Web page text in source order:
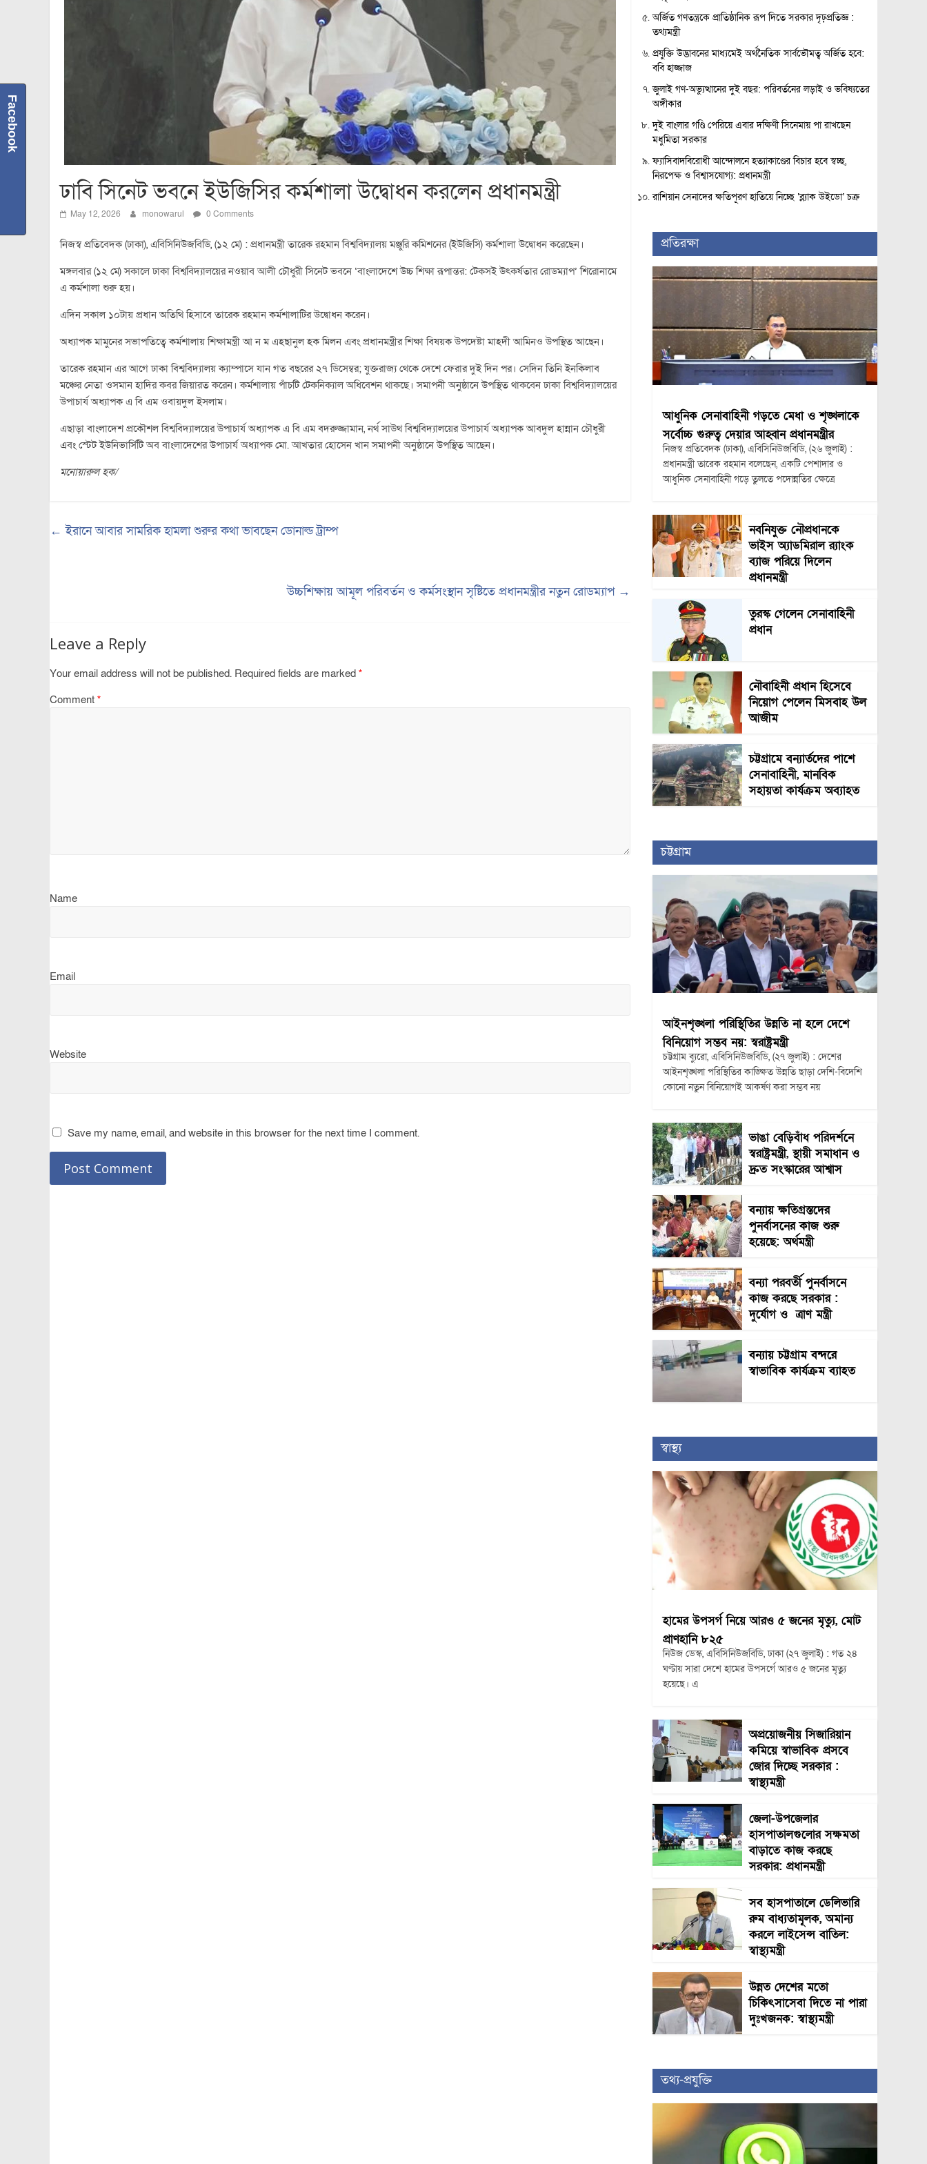
ঢাবি সিনেট ভবনে ইউজিসির কর্মশালা উদ্বোধন করলেন প্রধানমন্ত্রী
May 12, 2026 monowarul 0 Comments
নিজস্ব প্রতিবেদক (ঢাকা), এবিসিনিউজবিডি, (১২ মে) : প্রধানমন্ত্রী তারেক রহমান বিশ্ববিদ্যালয় মঞ্জুরি কমিশনের (ইউজিসি) কর্মশালা উদ্বোধন করেছেন।
মঙ্গলবার (১২ মে) সকালে ঢাকা বিশ্ববিদ্যালয়ের নওয়াব আলী চৌধুরী সিনেট ভবনে ‘বাংলাদেশে উচ্চ শিক্ষা রূপান্তর: টেকসই উৎকর্ষতার রোডম্যাপ’ শিরোনামে
এ কর্মশালা শুরু হয়।
এদিন সকাল ১০টায় প্রধান অতিথি হিসাবে তারেক রহমান কর্মশালাটির উদ্বোধন করেন।
অধ্যাপক মামুনের সভাপতিত্বে কর্মশালায় শিক্ষামন্ত্রী আ ন ম এহছানুল হক মিলন এবং প্রধানমন্ত্রীর শিক্ষা বিষয়ক উপদেষ্টা মাহদী আমিনও উপস্থিত আছেন।
তারেক রহমান এর আগে ঢাকা বিশ্ববিদ্যালয় ক্যাম্পাসে যান গত বছরের ২৭ ডিসেম্বর; যুক্তরাজ্য থেকে দেশে ফেরার দুই দিন পর। সেদিন তিনি ইনকিলাব
মঞ্চের নেতা ওসমান হাদির কবর জিয়ারত করেন। কর্মশালায় পাঁচটি টেকনিক্যাল অধিবেশন থাকছে। সমাপনী অনুষ্ঠানে উপস্থিত থাকবেন ঢাকা বিশ্ববিদ্যালয়ের
উপাচার্য অধ্যাপক এ বি এম ওবায়দুল ইসলাম।
এছাড়া বাংলাদেশ প্রকৌশল বিশ্ববিদ্যালয়ের উপাচার্য অধ্যাপক এ বি এম বদরুজ্জামান, নর্থ সাউথ বিশ্ববিদ্যালয়ের উপাচার্য অধ্যাপক আবদুল হান্নান চৌধুরী
এবং স্টেট ইউনিভার্সিটি অব বাংলাদেশের উপাচার্য অধ্যাপক মো. আখতার হোসেন খান সমাপনী অনুষ্ঠানে উপস্থিত আছেন।
মনোয়ারুল হক/
← ইরানে আবার সামরিক হামলা শুরুর কথা ভাবছেন ডোনাল্ড ট্রাম্প
উচ্চশিক্ষায় আমূল পরিবর্তন ও কর্মসংস্থান সৃষ্টিতে প্রধানমন্ত্রীর নতুন রোডম্যাপ →
Leave a Reply
Your email address will not be published. Required fields are marked *
Comment *
Name
Email
Website
Save my name, email, and website in this browser for the next time I comment.
অর্জিত গণতন্ত্রকে প্রাতিষ্ঠানিক রূপ দিতে সরকার দৃঢ়প্রতিজ্ঞ :
তথ্যমন্ত্রী
প্রযুক্তি উদ্ভাবনের মাধ্যমেই অর্থনৈতিক সার্বভৌমত্ব অর্জিত হবে:
ববি হাজ্জাজ
জুলাই গণ-অভ্যুত্থানের দুই বছর: পরিবর্তনের লড়াই ও ভবিষ্যতের
অঙ্গীকার
দুই বাংলার গণ্ডি পেরিয়ে এবার দক্ষিণী সিনেমায় পা রাখছেন
মধুমিতা সরকার
ফ্যাসিবাদবিরোধী আন্দোলনে হত্যাকাণ্ডের বিচার হবে স্বচ্ছ,
নিরপেক্ষ ও বিশ্বাসযোগ্য: প্রধানমন্ত্রী
রাশিয়ান সেনাদের ক্ষতিপূরণ হাতিয়ে নিচ্ছে ‘ব্ল্যাক উইডো’ চক্র
প্রতিরক্ষা
আধুনিক সেনাবাহিনী গড়তে মেধা ও শৃঙ্খলাকে
সর্বোচ্চ গুরুত্ব দেয়ার আহ্বান প্রধানমন্ত্রীর
নিজস্ব প্রতিবেদক (ঢাকা), এবিসিনিউজবিডি, (২৬ জুলাই) :
প্রধানমন্ত্রী তারেক রহমান বলেছেন, একটি পেশাদার ও
আধুনিক সেনাবাহিনী গড়ে তুলতে পদোন্নতির ক্ষেত্রে
নবনিযুক্ত নৌপ্রধানকে
ভাইস অ্যাডমিরাল র‍্যাংক
ব্যাজ পরিয়ে দিলেন
প্রধানমন্ত্রী
তুরস্ক গেলেন সেনাবাহিনী
প্রধান
নৌবাহিনী প্রধান হিসেবে
নিয়োগ পেলেন মিসবাহ উল
আজীম
চট্টগ্রামে বন্যার্তদের পাশে
সেনাবাহিনী, মানবিক
সহায়তা কার্যক্রম অব্যাহত
চট্টগ্রাম
আইনশৃঙ্খলা পরিস্থিতির উন্নতি না হলে দেশে
বিনিয়োগ সম্ভব নয়: স্বরাষ্ট্রমন্ত্রী
চট্টগ্রাম ব্যুরো, এবিসিনিউজবিডি, (২৭ জুলাই) : দেশের
আইনশৃঙ্খলা পরিস্থিতির কাঙ্ক্ষিত উন্নতি ছাড়া দেশি-বিদেশি
কোনো নতুন বিনিয়োগই আকর্ষণ করা সম্ভব নয়
ভাঙা বেড়িবাঁধ পরিদর্শনে
স্বরাষ্ট্রমন্ত্রী, স্থায়ী সমাধান ও
দ্রুত সংস্কারের আশ্বাস
বন্যায় ক্ষতিগ্রস্তদের
পুনর্বাসনের কাজ শুরু
হয়েছে: অর্থমন্ত্রী
বন্যা পরবর্তী পুনর্বাসনে
কাজ করছে সরকার :
দুর্যোগ ও ত্রাণ মন্ত্রী
বন্যায় চট্টগ্রাম বন্দরে
স্বাভাবিক কার্যক্রম ব্যাহত
স্বাস্থ্য
হামের উপসর্গ নিয়ে আরও ৫ জনের মৃত্যু, মোট
প্রাণহানি ৮২৫
নিউজ ডেস্ক, এবিসিনিউজবিডি, ঢাকা (২৭ জুলাই) : গত ২৪
ঘণ্টায় সারা দেশে হামের উপসর্গে আরও ৫ জনের মৃত্যু
হয়েছে। এ
অপ্রয়োজনীয় সিজারিয়ান
কমিয়ে স্বাভাবিক প্রসবে
জোর দিচ্ছে সরকার :
স্বাস্থ্যমন্ত্রী
জেলা-উপজেলার
হাসপাতালগুলোর সক্ষমতা
বাড়াতে কাজ করছে
সরকার: প্রধানমন্ত্রী
সব হাসপাতালে ডেলিভারি
রুম বাধ্যতামূলক, অমান্য
করলে লাইসেন্স বাতিল:
স্বাস্থ্যমন্ত্রী
উন্নত দেশের মতো
চিকিৎসাসেবা দিতে না পারা
দুঃখজনক: স্বাস্থ্যমন্ত্রী
তথ্য-প্রযুক্তি
Facebook